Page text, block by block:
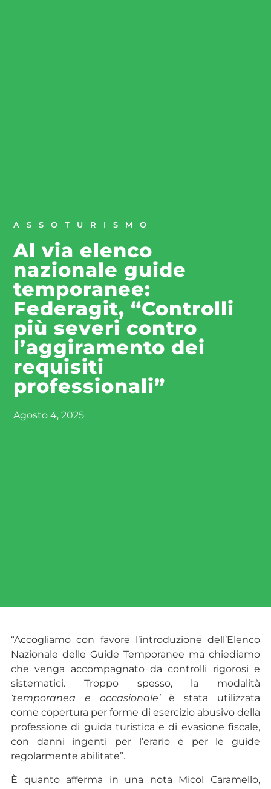
ASSOTURISMO
Al via elenco
nazionale guide
temporanee:
Federagit, “Controlli
più severi contro
l’aggiramento dei
requisiti
professionali”
Agosto 4, 2025
“Accogliamo con favore l’introduzione dell’Elenco
Nazionale delle Guide Temporanee ma chiediamo
che venga accompagnato da controlli rigorosi e
sistematici. Troppo spesso, la modalità
‘temporanea e occasionale’è stata utilizzata
come copertura per forme di esercizio abusivo della
professione di guida turistica e di evasione fiscale,
con danni ingenti per l’erario e per le guide
regolarmente abilitate”.
È quanto afferma in una nota Micol Caramello,